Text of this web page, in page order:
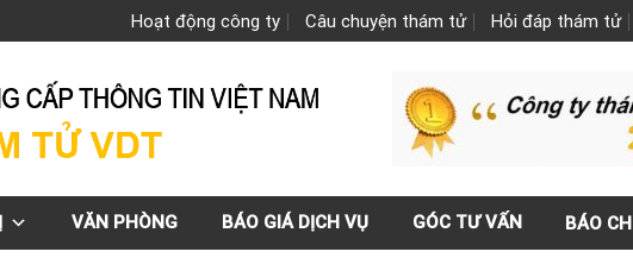
Hoạt động công ty Câu chuyện thám tử Hỏi đáp thám tử
VĂN PHÒNG BÁO GIÁ DỊCH VỤ GÓC TƯ VẤN BÁO CHÍ